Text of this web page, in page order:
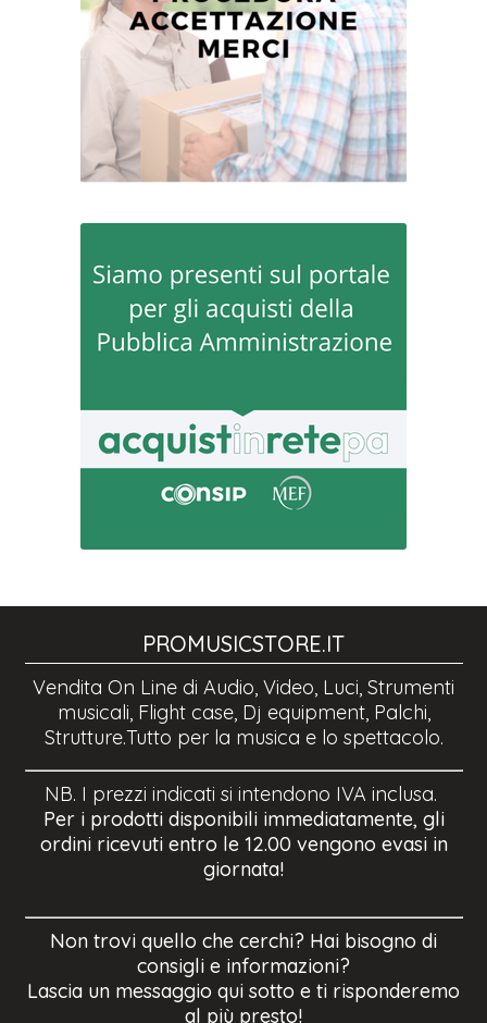
PROMUSICSTORE.IT
Vendita On Line di Audio, Video, Luci, Strumenti
musicali, Flight case, Dj equipment, Palchi,
Strutture.Tutto per la musica e lo spettacolo.
NB. I prezzi indicati si intendono IVA inclusa.
Per i prodotti disponibili immediatamente, gli
ordini ricevuti entro le 12.00 vengono evasi in
giornata!
Non trovi quello che cerchi? Hai bisogno di
consigli e informazioni?
Lascia un messaggio qui sotto e ti risponderemo
al più presto!